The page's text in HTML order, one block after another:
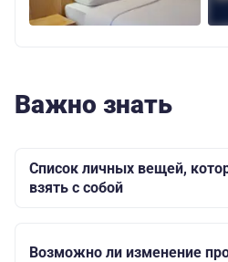
Важно знать
Список личных вещей,
взять с собой
Возможно ли изменение